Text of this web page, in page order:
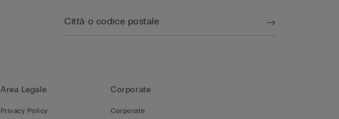
Area Legale
Privacy Policy
Corporate
Corporate